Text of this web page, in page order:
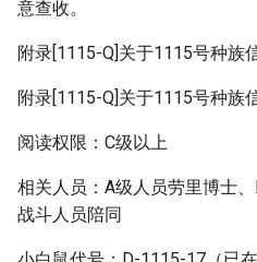
意查收。
附录[1115-Q]关于1115号种族
附录[1115-Q]关于1115号种族
阅读权限：C级以上
相关人员：A级人员劳里博士
战斗人员陪同